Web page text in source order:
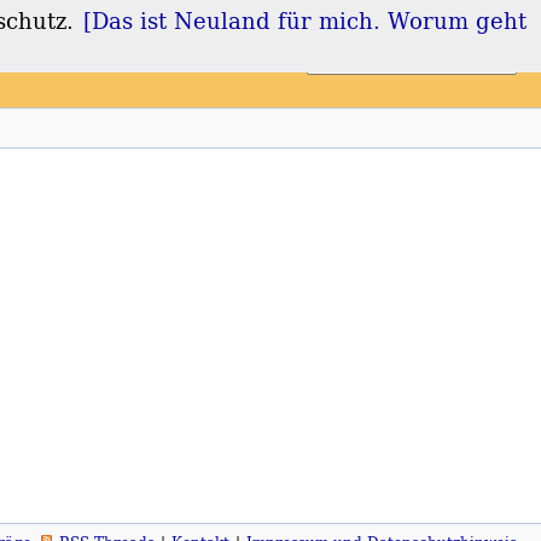
Login Registrieren
[Das ist Neuland für mich. Worum geht